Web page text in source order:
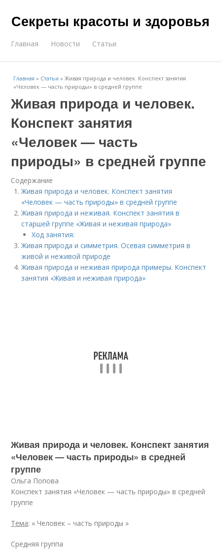
Секреты красоты и здоровья
Главная Новости Статьи
Главная » Статьи »Живая природа и человек. Конспект занятия
«Человек — часть природы» в средней группе
Живая природа и человек.
Конспект занятия
«Человек — часть
природы» в средней группе
Содержание
Живая природа и человек. Конспект занятия
«Человек — часть природы» в средней группе
Живая природа и неживая. Конспект занятия в
старшей группе «Живая и неживая природа»
Ход занятия:
Живая природа и симметрия. Осевая симметрия в
живой и неживой природе
Живая природа и неживая природа примеры. Конспект
занятия «Живая и неживая природа»
Живая природа и человек. Конспект занятия
«Человек — часть природы» в средней
группе
Ольга Попова
Конспект занятия «Человек — часть природы» в средней
группе
Тема: « Человек – часть природы »
Средняя группа